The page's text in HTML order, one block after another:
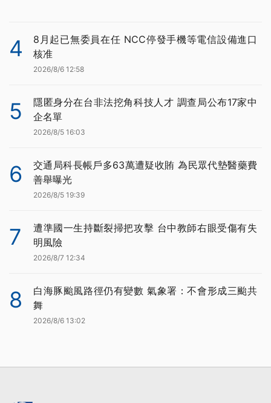
4
8月起已無委員在任 NCC停發手機等電信設備進口
核准
2026/8/6 12:58
5
隱匿身分在台非法挖角科技人才 調查局公布17家中
企名單
2026/8/5 16:03
6
交通局科長帳戶多63萬遭疑收賄 為民眾代墊醫藥費
善舉曝光
2026/8/5 19:39
7
遭準國一生持斷裂掃把攻擊 台中教師右眼受傷有失
明風險
2026/8/7 12:34
8
白海豚颱風路徑仍有變數 氣象署：不會形成三颱共
舞
2026/8/6 13:02